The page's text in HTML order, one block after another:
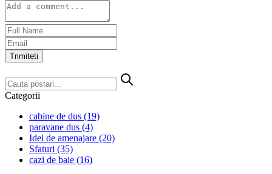
Trimiteti
Categorii
cabine de dus (19)
paravane dus (4)
Idei de amenajare (20)
Sfaturi (35)
cazi de baie (16)